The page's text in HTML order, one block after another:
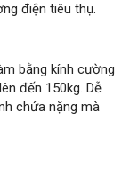
điện tiêu thụ.
bằng kính cường
đến 150kg. Dễ
chứa nặng mà